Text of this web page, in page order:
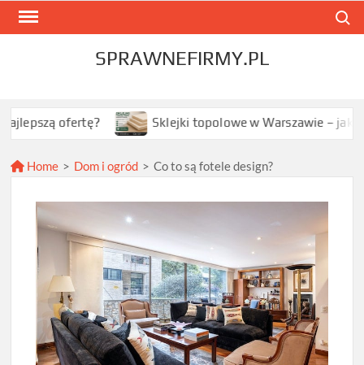
Skip
SPRAWNEFIRMY.PL
ofertę? Sklejki topolowe w Warszawie – jak wybrać
Home > Dom i ogród > Co to są fotele design?